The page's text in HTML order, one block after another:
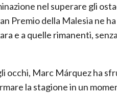
nel superare gli
Premio della Malesia ne
e a quelle rimanenti,
occhi, Marc Márquez ha
la stagione in un